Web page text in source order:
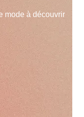
mode à découvrir